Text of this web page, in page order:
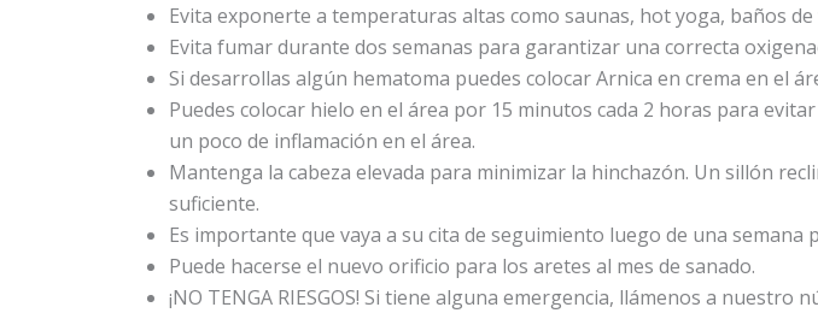
Evita exponerte a temperaturas altas como saunas, hot yoga, baños de
Evita fumar durante dos semanas para garantizar una correcta
Si desarrollas algún hematoma puedes colocar Arnica en crema en el
Puedes colocar hielo en el área por 15 minutos cada 2 horas para
un poco de inflamación en el área.
Mantenga la cabeza elevada para minimizar la hinchazón. Un sillón
suficiente.
Es importante que vaya a su cita de seguimiento luego de una semana
Puede hacerse el nuevo orificio para los aretes al mes de sanado.
¡NO TENGA RIESGOS! Si tiene alguna emergencia, llámenos a nuestro